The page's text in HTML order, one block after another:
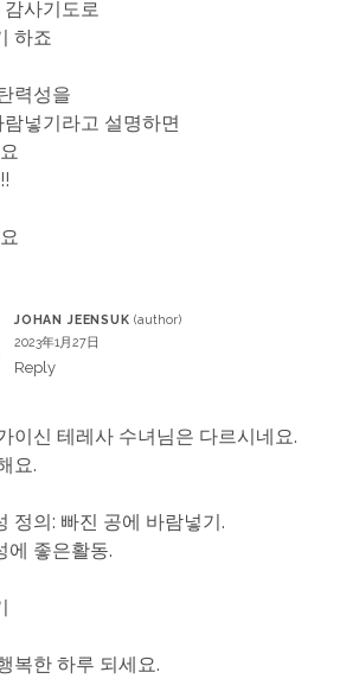
사기도로
하죠
력성을
넣기라고 설명하면
JOHAN JEENSUK
2023年1月27日
Reply
이신 테레사 수녀님은 다르시네요.
요.
정의: 빠진 공에 바람넣기.
에 좋은활동.
복한 하루 되세요.